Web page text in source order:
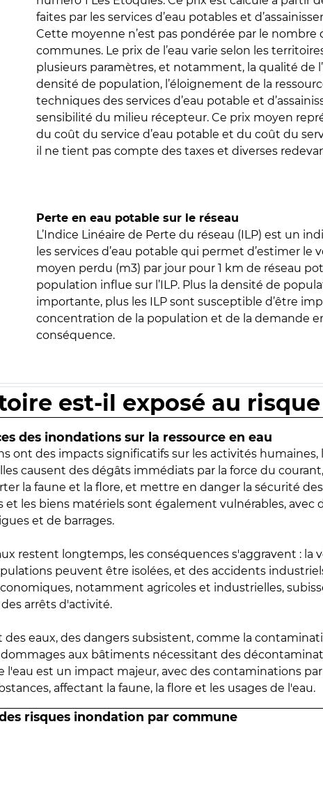
faites par les services d’eau potables et
Cette moyenne n’est pas pondérée par le nombre
communes. Le prix de l’eau varie selon les
plusieurs paramètres, et notamment, la qualité de
densité de population, l’éloignement de la
techniques des services d’eau potable et
sensibilité du milieu récepteur. Ce prix moyen
du coût du service d’eau potable et du coût du
il ne tient pas compte des taxes et diverses
Perte en eau potable sur le réseau
L’Indice Linéaire de Perte du réseau (ILP) est un
les services d’eau potable qui permet d’estimer le
moyen perdu (m3) par jour pour 1 km de réseau
population influe sur l’ILP. Plus la densité de
importante, plus les ILP sont susceptible d’être
concentration de la population et de la demande
conséquence.
est-il exposé au
des inondations sur la ressource en eau
ont des impacts significatifs sur les activités
causent des dégâts immédiats par la force du
la faune et la flore, et mettre en danger la sécurité
et les biens matériels sont également vulnérables, avec
et de barrages.
restent longtemps, les conséquences s'aggravent : la
peuvent être isolées, et des accidents
notamment agricoles et industrielles,
arrêts d'activité.
des eaux, des dangers subsistent, comme la
aux bâtiments nécessitant des
l'eau est un impact majeur, avec des contaminations
affectant la faune, la flore et les usages de l'eau.
risques inondation par commune